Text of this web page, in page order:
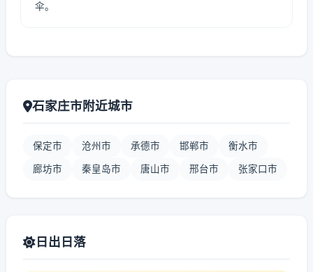
伞。
石家庄市附近城市
保定市 沧州市 承德市 邯郸市 衡水市
廊坊市 秦皇岛市 唐山市 邢台市 张家口市
日出日落